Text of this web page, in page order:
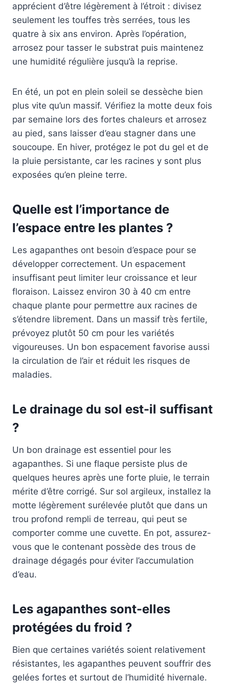
apprécient d’être légèrement à l’étroit : divisez
seulement les touffes très serrées, tous les
quatre à six ans environ. Après l’opération,
arrosez pour tasser le substrat puis maintenez
une humidité régulière jusqu’à la reprise.
En été, un pot en plein soleil se dessèche bien
plus vite qu’un massif. Vérifiez la motte deux fois
par semaine lors des fortes chaleurs et arrosez
au pied, sans laisser d’eau stagner dans une
soucoupe. En hiver, protégez le pot du gel et de
la pluie persistante, car les racines y sont plus
exposées qu’en pleine terre.
Quelle est l’importance de
l’espace entre les plantes ?
Les agapanthes ont besoin d’espace pour se
développer correctement. Un espacement
insuffisant peut limiter leur croissance et leur
floraison. Laissez environ 30 à 40 cm entre
chaque plante pour permettre aux racines de
s’étendre librement. Dans un massif très fertile,
prévoyez plutôt 50 cm pour les variétés
vigoureuses. Un bon espacement favorise aussi
la circulation de l’air et réduit les risques de
maladies.
Le drainage du sol est-il suffisant
?
Un bon drainage est essentiel pour les
agapanthes. Si une flaque persiste plus de
quelques heures après une forte pluie, le terrain
mérite d’être corrigé. Sur sol argileux, installez la
motte légèrement surélevée plutôt que dans un
trou profond rempli de terreau, qui peut se
comporter comme une cuvette. En pot, assurez-
vous que le contenant possède des trous de
drainage dégagés pour éviter l’accumulation
d’eau.
Les agapanthes sont-elles
protégées du froid ?
Bien que certaines variétés soient relativement
résistantes, les agapanthes peuvent souffrir des
gelées fortes et surtout de l’humidité hivernale.